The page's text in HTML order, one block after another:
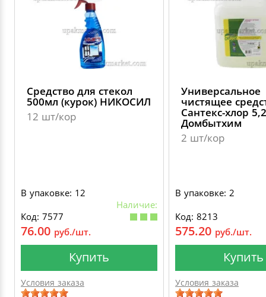
Средство для стекол
500мл (курок) НИКОСИЛ
12 шт/кор
В упаковке: 12
Наличие:
Код: 7577
76.00 руб./шт.
Купить
Условия заказа
Универсальное
чистящее
Сантекс-хлор
Домбытхим
2 шт/кор
В упаковке: 2
Код: 8213
575.20 руб./шт.
Купить
Условия заказа